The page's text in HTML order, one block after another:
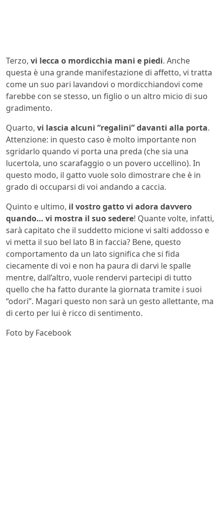
Terzo, vi lecca o mordicchia mani e piedi. Anche
questa è una grande manifestazione di affetto, vi tratta
come un suo pari lavandovi o mordicchiandovi come
farebbe con se stesso, un figlio o un altro micio di suo
gradimento.
Quarto, vi lascia alcuni “regalini” davanti alla porta.
Attenzione: in questo caso è molto importante non
sgridarlo quando vi porta una preda (che sia una
lucertola, uno scarafaggio o un povero uccellino). In
questo modo, il gatto vuole solo dimostrare che è in
grado di occuparsi di voi andando a caccia.
Quinto e ultimo, il vostro gatto vi adora davvero
quando… vi mostra il suo sedere! Quante volte, infatti,
sarà capitato che il suddetto micione vi salti addosso e
vi metta il suo bel lato B in faccia? Bene, questo
comportamento da un lato significa che si fida
ciecamente di voi e non ha paura di darvi le spalle
mentre, dall’altro, vuole rendervi partecipi di tutto
quello che ha fatto durante la giornata tramite i suoi
“odori”. Magari questo non sarà un gesto allettante, ma
di certo per lui è ricco di sentimento.
Foto by Facebook